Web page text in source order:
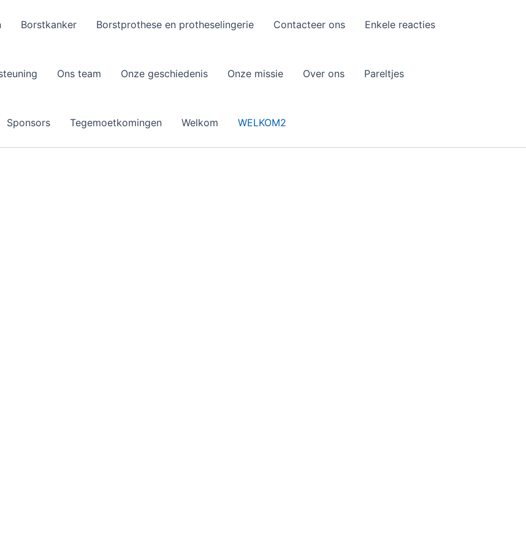
Borstkanker Borstprothese en protheselingerie Contacteer ons Enkele reacties
Ons team Onze geschiedenis Onze missie Over ons Pareltjes
Sponsors Tegemoetkomingen Welkom WELKOM2